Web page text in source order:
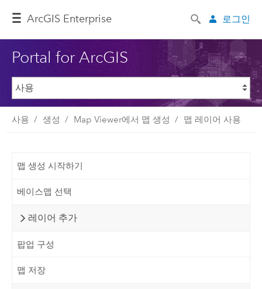
ArcGIS Enterprise 로그인
Portal for ArcGIS
사용 생성 Map Viewer에서 맵 생성 맵 레이어 사용
맵 생성 시작하기
베이스맵 선택
레이어 추가
팝업 구성
맵 저장